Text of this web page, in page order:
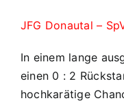
JFG Donautal –
In einem lange
einen 0 : 2
hochkarätige